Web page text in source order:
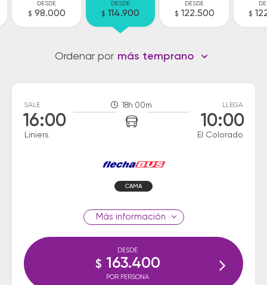
DESDE
$ 98.000
DESDE
$ 114.900
DESDE
$ 122.500 $
Ordenar por más temprano
SALE
16:00
Liniers
18h 00m LLEGA
10:00
El Colorado
CAMA
información
DESDE
$ 163.400
POR PERSONA